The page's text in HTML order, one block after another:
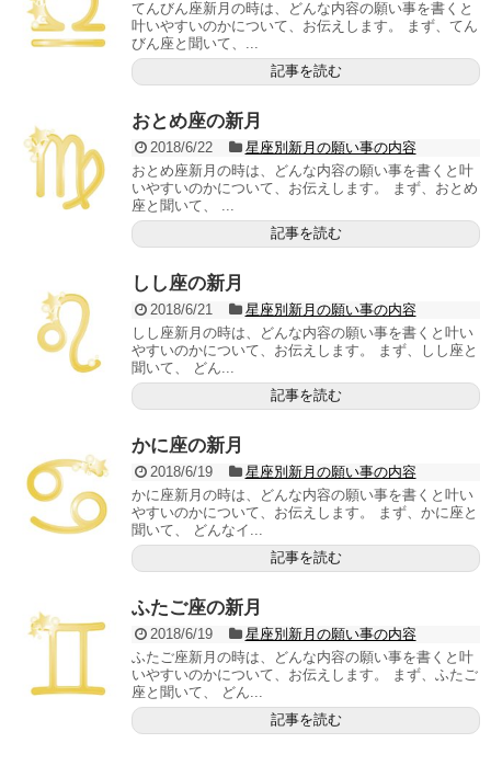
てんびん座新月の時は、どんな内容の願い事を書くと
叶いやすいのかについて、お伝えします。 まず、てん
びん座と聞いて、...
記事を読む
おとめ座の新月
2018/6/22
星座別新月の願い事の内容
おとめ座新月の時は、どんな内容の願い事を書くと叶
いやすいのかについて、お伝えします。 まず、おとめ
座と聞いて、 ...
記事を読む
しし座の新月
2018/6/21
星座別新月の願い事の内容
しし座新月の時は、どんな内容の願い事を書くと叶い
やすいのかについて、お伝えします。 まず、しし座と
聞いて、 どん...
記事を読む
かに座の新月
2018/6/19
星座別新月の願い事の内容
かに座新月の時は、どんな内容の願い事を書くと叶い
やすいのかについて、お伝えします。 まず、かに座と
聞いて、 どんなイ...
記事を読む
ふたご座の新月
2018/6/19
星座別新月の願い事の内容
ふたご座新月の時は、どんな内容の願い事を書くと叶
いやすいのかについて、お伝えします。 まず、ふたご
座と聞いて、 どん...
記事を読む